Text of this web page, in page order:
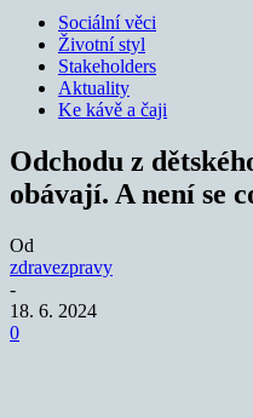
Sociální věci
Životní styl
Stakeholders
Aktuality
Ke kávě a čaji
Odchodu z
obávají. A není se
Od
zdravezpravy
-
18. 6. 2024
0